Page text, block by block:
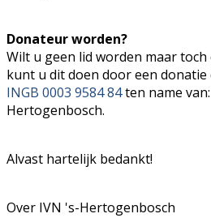
Donateur worden?
Wilt u geen lid worden maar
kunt u dit doen door een
INGB 0003 9584 84ten name
Hertogenbosch.
Alvast hartelijk bedankt!
Over IVN 's-Hertogenbosch